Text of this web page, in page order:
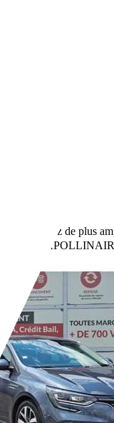
Vous trouverez de plus
SAINT-